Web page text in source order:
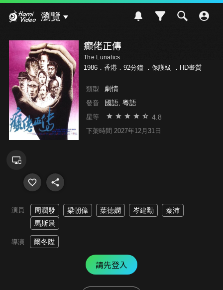
瀏覽
癲佬正傳
The Lunatics
1986．香港．92分鐘 ． 保護級 ．HD畫質
類型 劇情
發音 國語, 粵語
星等 4.8
下架時間 2027年12月31日
演員 周潤發 梁朝偉 葉德嫻 岑建勳
秦沛
馬斯晨
導演 爾冬陞
請先登入